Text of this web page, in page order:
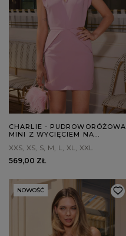
CHARLIE - PUDROWORÓŻOWA
MINI Z WYCIĘCIEM NA
XXS XS S M L XL
XXL
569,00 ZŁ
NOWOŚĆ